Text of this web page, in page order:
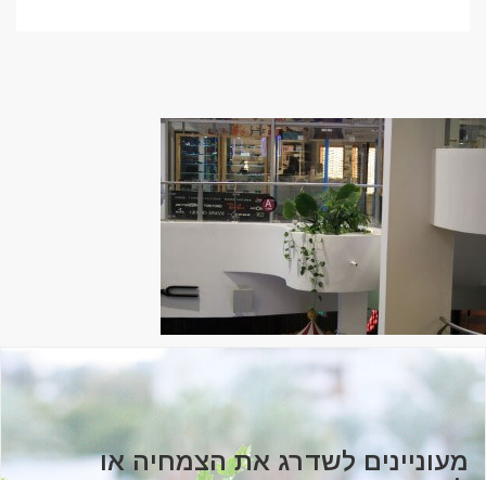
מעוניינים לשדרג את הצמחיה או